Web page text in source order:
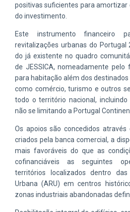
positivas suficientes para amortizar
do investimento.
Este instrumento financeiro
revitalizações urbanas do
do já existente no quadro
de JESSICA, nomeadamente
para habitação além dos
como comércio, turismo e outros
todo o território nacional, incluindo
não se limitando a Portugal
Os apoios são concedidos através
criados pela banca comercial, a
mais favoráveis do que as
cofinanciáveis as seguintes
territórios localizados dentro
Urbana (ARU) em centros
zonas industriais abandonadas